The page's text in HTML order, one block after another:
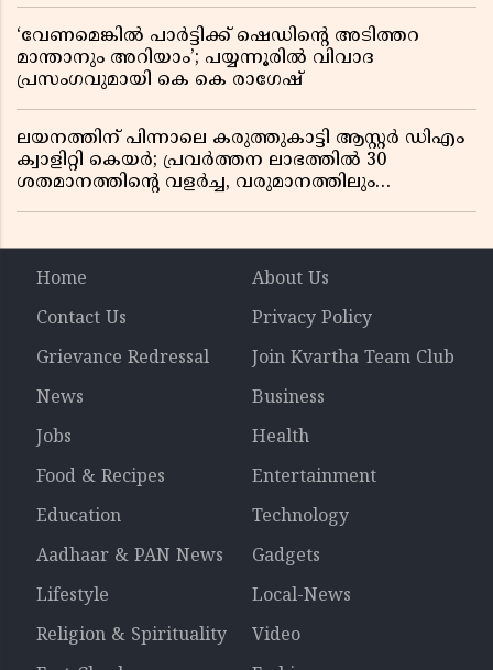
‘വേണമെങ്കിൽ പാർട്ടിക്ക് ഷെഡിൻ്റെ അടിത്തറ
മാന്താനും അറിയാം’; പയ്യന്നൂരിൽ വിവാദ
പ്രസംഗവുമായി കെ കെ രാഗേഷ്
ലയനത്തിന് പിന്നാലെ കരുത്തുകാട്ടി ആസ്റ്റർ ഡിഎം
ക്വാളിറ്റി കെയർ; പ്രവർത്തന ലാഭത്തിൽ 30
ശതമാനത്തിൻ്റെ വളർച്ച, വരുമാനത്തിലും
Home
About Us
Contact Us
Privacy Policy
Grievance Redressal
Join Kvartha Team Club
News
Business
Jobs
Health
Food & Recipes
Entertainment
Education
Technology
Aadhaar & PAN News
Gadgets
Lifestyle
Local-News
Religion & Spirituality
Video